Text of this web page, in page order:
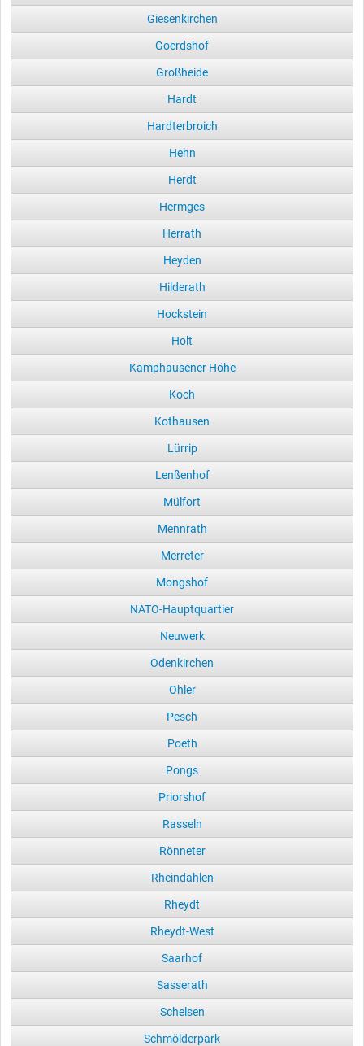
Giesenkirchen
Goerdshof
Großheide
Hardt
Hardterbroich
Hehn
Herdt
Hermges
Herrath
Heyden
Hilderath
Hockstein
Holt
Kamphausener Höhe
Koch
Kothausen
Lürrip
Lenßenhof
Mülfort
Mennrath
Merreter
Mongshof
NATO-Hauptquartier
Neuwerk
Odenkirchen
Ohler
Pesch
Poeth
Pongs
Priorshof
Rasseln
Rönneter
Rheindahlen
Rheydt
Rheydt-West
Saarhof
Sasserath
Schelsen
Schmölderpark